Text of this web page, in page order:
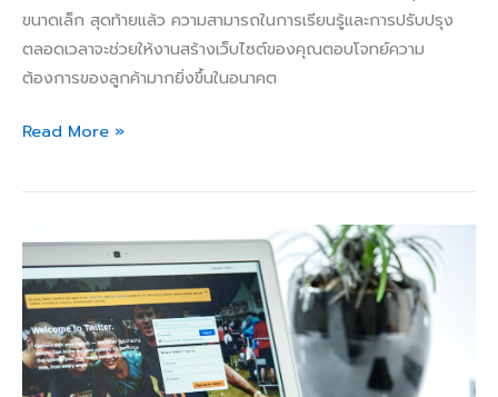
ขนาดเล็ก สุดท้ายแล้ว ความสามารถในการเรียนรู้และการปรับปรุง
ตลอดเวลาจะช่วยให้งานสร้างเว็บไซต์ของคุณตอบโจทย์ความ
ต้องการของลูกค้ามากยิ่งขึ้นในอนาคต
Read More »
การ
ใช้
Social
Media
เพื่อ
สร้าง